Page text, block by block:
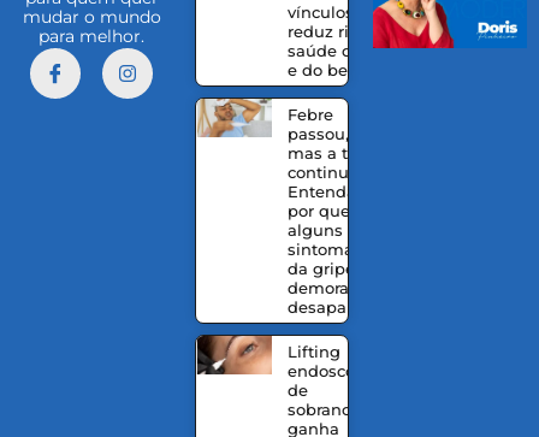
mudar o mundo
para melhor.
vínculos e
reduz riscos à
saúde da mãe
e do bebê
Febre
passou,
mas a tosse
continua?
Entenda
por que
alguns
sintomas
da gripe
demoram a
desaparecer
Lifting
endoscópico
de
sobrancelhas
ganha